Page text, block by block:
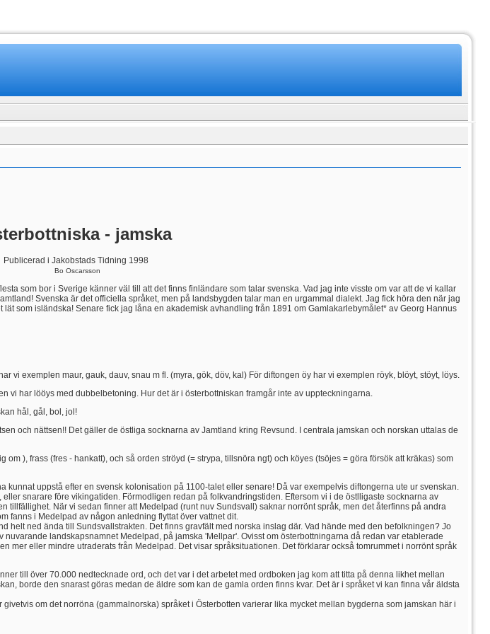
- jamska
Publicerad i Jakobstads Tidning 1998
Bo Oscarsson
som bor i Sverige känner väl till att det finns finländare som talar svenska. Vad jag inte visste om var att de vi kallar
Svenska är det officiella språket, men på landsbygden talar man en urgammal dialekt. Jag fick höra den när jag
som isländska! Senare fick jag låna en akademisk avhandling från 1891 om Gamlakarlebymålet* av Georg Hannus
vi exemplen maur, gauk, dauv, snau m fl. (myra, gök, döv, kal) För diftongen öy har vi exemplen röyk, blöyt, stöyt, löys.
vi har lööys med dubbelbetoning. Hur det är i österbottniskan framgår inte av uppteckningarna.
hål, gål, bol, jol!
och nättsen!! Det gäller de östliga socknarna av Jamtland kring Revsund. I centrala jamskan och norskan uttalas de
), frass (fres - hankatt), och så orden ströyd (= strypa, tillsnöra ngt) och köyes (tsöjes = göra försök att kräkas) som
uppstå efter en svensk kolonisation på 1100-talet eller senare! Då var exempelvis diftongerna ute ur svenskan.
snarare före vikingatiden. Förmodligen redan på folkvandringstiden. Eftersom vi i de östlligaste socknarna av
tillfällighet. När vi sedan finner att Medelpad (runt nuv Sundsvall) saknar norrönt språk, men det återfinns på andra
fanns i Medelpad av någon anledning flyttat över vattnet dit.
helt ned ända till Sundsvallstrakten. Det finns gravfält med norska inslag där. Vad hände med den befolkningen? Jo
landskapsnamnet Medelpad, på jamska 'Mellpar'. Ovisst om österbottningarna då redan var etablerade
mer eller mindre utraderats från Medelpad. Det visar språksituationen. Det förklarar också tomrummet i norrönt språk
till över 70.000 nedtecknade ord, och det var i det arbetet med ordboken jag kom att titta på denna likhet mellan
borde den snarast göras medan de äldre som kan de gamla orden finns kvar. Det är i språket vi kan finna vår äldsta
om det norröna (gammalnorska) språket i Österbotten varierar lika mycket mellan bygderna som jamskan här i